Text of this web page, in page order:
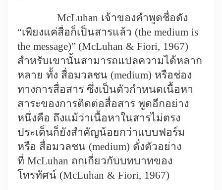
McLuhan เจ้าของคำพูดชื่อดัง
“เพียงแค่สื่อก็เป็นสารแล้ว (the medium is
the message)” (McLuhan & Fiori, 1967)
สำหรับเขานั้นสามารถแปลความได้หลาก
หลาย ทั้ง สื่อมวลชน (medium) หรือช่อง
ทางการสื่อสาร ซึ่งเป็นตัวกำหนดเนื้อหา
สาระของการติดต่อสื่อสาร พูดอีกอย่าง
หนึ่งคือ ถึงแม้ว่าเนื้อหาในสารไม่ตรง
ประเด็นก็ยังสำคัญน้อยกว่าแบบฟอร์ม
หรือ สื่อมวลชน (medium) ดั่งตัวอย่าง
ที่ McLuhan ถกเกี่ยวกับบทบาทของ
โทรทัศน์ (McLuhan & Fiori, 1967)